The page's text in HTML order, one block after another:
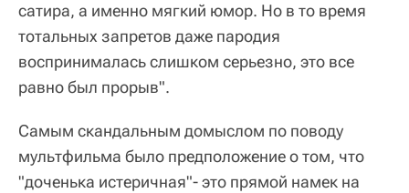
сатира, а именно мягкий юмор. Но в то время
тотальных запретов даже пародия
воспринималась слишком серьезно, это все
равно был прорыв".
Самым скандальным домыслом по поводу
мультфильма было предположение о том, что
"доченька истеричная"- это прямой намек на